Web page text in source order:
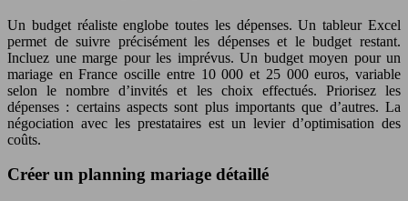
Un budget réaliste englobe toutes les dépenses. Un tableur Excel
permet de suivre précisément les dépenses et le budget restant.
Incluez une marge pour les imprévus. Un budget moyen pour un
mariage en France oscille entre 10 000 et 25 000 euros, variable
selon le nombre d’invités et les choix effectués. Priorisez les
dépenses : certains aspects sont plus importants que d’autres. La
négociation avec les prestataires est un levier d’optimisation des
coûts.
Créer un planning mariage détaillé